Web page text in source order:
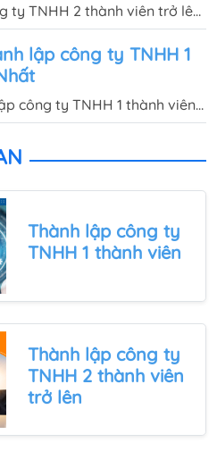
ty TNHH 2 thành viên trở lên,
hồ sơ, thủ tục đơn giản, cam
con dấu sau 5-7 ngày làm
lập công ty TNHH 1
công ty TNHH 1 thành viên
lập công ty TNHH 1 thành
Việt sẽ giải đáp trong bài
Thành lập công ty
TNHH 1 thành viên
Thành lập công ty
TNHH 2 thành viên
trở lên